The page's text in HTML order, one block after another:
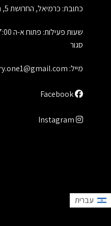
כתובת: כרמיאל, החרושת 5, ת.ד 1264, מיקוד 21651
סגור
מייל:
עברית